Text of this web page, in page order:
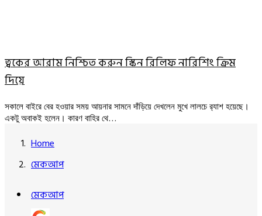
ত্বকের আরাম নিশ্চিত করুন স্কিন রিলিফ নারিশিং ক্রিম
দিয়ে
সকালে বাইরে বের হওয়ার সময় আয়নার সামনে দাঁড়িয়ে দেখলেন মুখে লালচে র‍্যাশ হয়েছে।
একটু অবাকই হলেন। কারণ বাহির থে…
Home
মেকআপ
মেকআপ